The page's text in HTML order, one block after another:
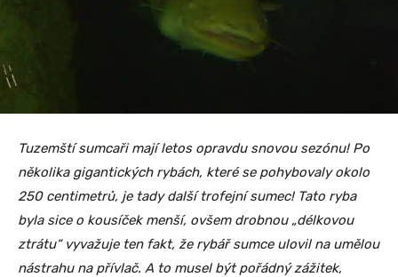
Tuzemští sumcaři mají letos opravdu snovou sezónu! Po
několika gigantických rybách, které se pohybovaly okolo
250 centimetrů, je tady další trofejní sumec! Tato ryba
byla sice o kousíček menší, ovšem drobnou „délkovou
ztrátu“ vyvažuje ten fakt, že rybář sumce ulovil na umělou
nástrahu na přívlač. A to musel být pořádný zážitek,